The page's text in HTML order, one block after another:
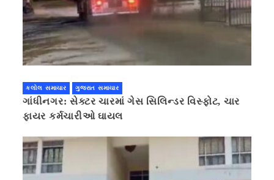
કલોલ સમાચાર ગુજરાત સમાચાર
ગાંધીનગર: સેક્ટર ચારમાં ગેસ સિલિન્ડર વિસ્ફોટ, ચાર
ફાયર કર્મચારીઓ ઘાયલ